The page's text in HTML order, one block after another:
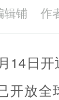
辑铺 作
14日
开放全